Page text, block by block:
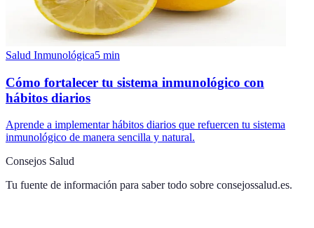
Salud Inmunológica5 min
Cómo fortalecer tu sistema inmunológico con
hábitos diarios
Aprende a implementar hábitos diarios que refuercen tu sistema
inmunológico de manera sencilla y natural.
Consejos Salud
Tu fuente de información para saber todo sobre consejossalud.es.